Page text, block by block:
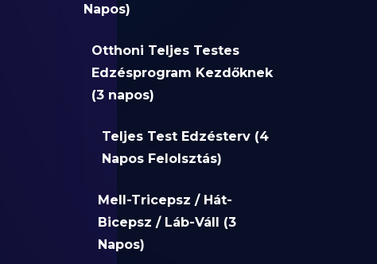
Napos)
Otthoni Teljes Testes
Edzésprogram Kezdőknek
(3 napos)
Teljes Test Edzésterv (4
Napos Felolsztás)
Mell-Tricepsz / Hát-
Bicepsz / Láb-Váll (3
Napos)